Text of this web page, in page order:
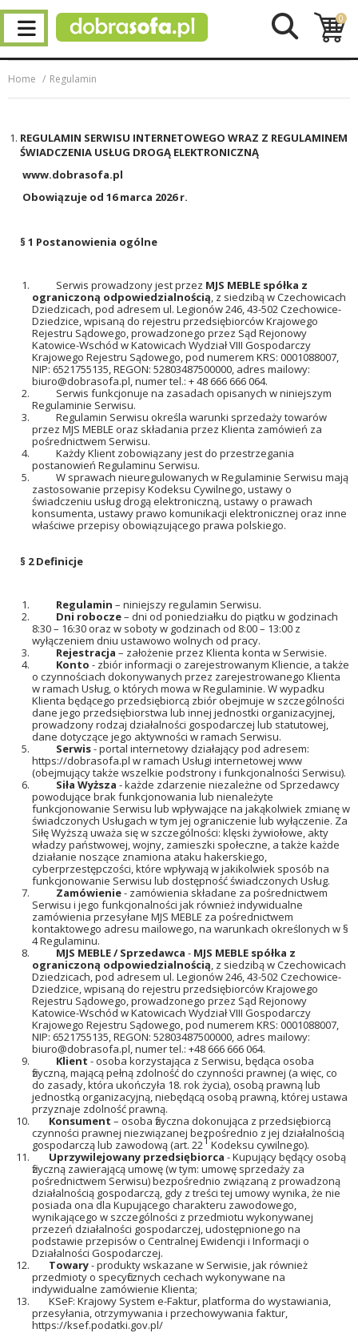
0
Home Regulamin
REGULAMIN SERWISU INTERNETOWEGO WRAZ Z REGULAMINEM
ŚWIADCZENIA USŁUG DROGĄ ELEKTRONICZNĄ
www.dobrasofa.pl
Obowiązuje od 16 marca 2026 r.
§ 1 Postanowienia ogólne
Serwis prowadzony jest przez MJS MEBLE spółka z
ograniczoną odpowiedzialnością, z siedzibą w Czechowicach
Dziedzicach, pod adresem ul. Legionów 246, 43-502 Czechowice-
Dziedzice, wpisaną do rejestru przedsiębiorców Krajowego
Rejestru Sądowego, prowadzonego przez Sąd Rejonowy
Katowice-Wschód w Katowicach Wydział VIII Gospodarczy
Krajowego Rejestru Sądowego, pod numerem KRS: 0001088007,
NIP: 6521755135, REGON: 52803487500000, adres mailowy:
biuro@dobrasofa.pl, numer tel.: + 48 666 666 064.
Serwis funkcjonuje na zasadach opisanych w niniejszym
Regulaminie Serwisu.
Regulamin Serwisu określa warunki sprzedaży towarów
przez MJS MEBLE oraz składania przez Klienta zamówień za
pośrednictwem Serwisu.
Każdy Klient zobowiązany jest do przestrzegania
postanowień Regulaminu Serwisu.
W sprawach nieuregulowanych w Regulaminie Serwisu mają
zastosowanie przepisy Kodeksu Cywilnego, ustawy o
świadczeniu usług drogą elektroniczną, ustawy o prawach
konsumenta, ustawy prawo komunikacji elektronicznej oraz inne
właściwe przepisy obowiązującego prawa polskiego.
§ 2 Definicje
Regulamin – niniejszy regulamin Serwisu.
Dni robocze– dni od poniedziałku do piątku w godzinach
8:30 – 16:30 oraz w soboty w godzinach od 8:00 – 13:00 z
wyłączeniem dniu ustawowo wolnych od pracy.
Rejestracja – założenie przez Klienta konta w Serwisie.
Konto - zbiór informacji o zarejestrowanym Kliencie, a także
o czynnościach dokonywanych przez zarejestrowanego Klienta
w ramach Usług, o których mowa w Regulaminie. W wypadku
Klienta będącego przedsiębiorcą zbiór obejmuje w szczególności
dane jego przedsiębiorstwa lub innej jednostki organizacyjnej,
prowadzony rodzaj działalności gospodarczej lub statutowej,
dane dotyczące jego aktywności w ramach Serwisu.
Serwis- portal internetowy działający pod adresem:
https://dobrasofa.pl w ramach Usługi internetowej www
(obejmujący także wszelkie podstrony i funkcjonalności Serwisu).
Siła Wyższa - każde zdarzenie niezależne od Sprzedawcy
powodujące brak funkcjonowania lub nienależyte
funkcjonowanie Serwisu lub wpływające na jakąkolwiek zmianę w
świadczonych Usługach w tym jej ograniczenie lub wyłączenie. Za
Siłę Wyższą uważa się w szczególności: klęski żywiołowe, akty
władzy państwowej, wojny, zamieszki społeczne, a także każde
działanie noszące znamiona ataku hakerskiego,
cyberprzestępczości, które wpływają w jakikolwiek sposób na
funkcjonowanie Serwisu lub dostępność świadczonych Usług.
Zamówienie- zamówienia składane za pośrednictwem
Serwisu i jego funkcjonalności jak również indywidualne
zamówienia przesyłane MJS MEBLE za pośrednictwem
kontaktowego adresu mailowego, na warunkach określonych w §
4 Regulaminu.
MJS MEBLE/ Sprzedawca - MJS MEBLE spółka z
ograniczoną odpowiedzialnością, z siedzibą w Czechowicach
Dziedzicach, pod adresem ul. Legionów 246, 43-502 Czechowice-
Dziedzice, wpisaną do rejestru przedsiębiorców Krajowego
Rejestru Sądowego, prowadzonego przez Sąd Rejonowy
Katowice-Wschód w Katowicach Wydział VIII Gospodarczy
Krajowego Rejestru Sądowego, pod numerem KRS: 0001088007,
NIP: 6521755135, REGON: 52803487500000, adres mailowy:
biuro@dobrasofa.pl, numer tel.: +48 666 666 064.
Klient - osoba korzystająca z Serwisu, będąca osoba
fizyczną, mającą pełną zdolność do czynności prawnej (a więc, co
do zasady, która ukończyła 18. rok życia), osobą prawną lub
jednostką organizacyjną, niebędącą osobą prawną, której ustawa
przyznaje zdolność prawną.
Konsument – osoba fizyczna dokonująca z przedsiębiorcą
czynności prawnej niezwiązanej bezpośrednio z jej działalnością
gospodarczą lub zawodową (art. 221 Kodeksu cywilnego).
Uprzywilejowany przedsiębiorca - Kupujący będący osobą
fizyczną zawierającą umowę (w tym: umowę sprzedaży za
pośrednictwem Serwisu) bezpośrednio związaną z prowadzoną
działalnością gospodarczą, gdy z treści tej umowy wynika, że nie
posiada ona dla Kupującego charakteru zawodowego,
wynikającego w szczególności z przedmiotu wykonywanej
przezeń działalności gospodarczej, udostępnionego na
podstawie przepisów o Centralnej Ewidencji i Informacji o
Działalności Gospodarczej.
Towary- produkty wskazane w Serwisie, jak również
przedmioty o specyficznych cechach wykonywane na
indywidualne zamówienie Klienta;
KSeF: Krajowy System e-Faktur, platforma do wystawiania,
przesyłania, otrzymywania i przechowywania faktur,
https://ksef.podatki.gov.pl/